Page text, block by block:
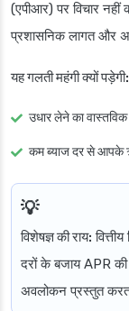
(एपीआर) पर विचार
प्रशासनिक लागत और
यह गलती महंगी क्यों पड़ेगी:
उधार लेने का
कम ब्याज दर से आपके
विशेषज्ञ की राय:
दरों के बजाय APR
अवलोकन प्रस्तुत